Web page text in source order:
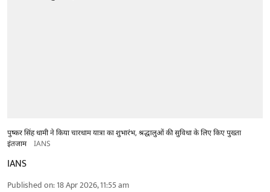
पुष्कर सिंह धामी ने किया चारधाम यात्रा का शुभारंभ, श्रद्धालुओं की सुविधा के लिए किए पुख्ता
इंतजाम
IANS
IANS
Published on:18 Apr 2026, 11:55 am